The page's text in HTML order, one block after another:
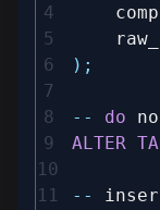
) ;
-- do
ALTER
--